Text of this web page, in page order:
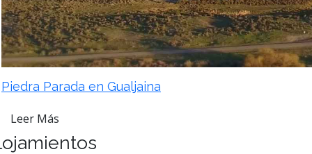
Piedra Parada en Gualjaina
Leer Más